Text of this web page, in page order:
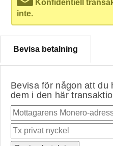
Konfidentiell
inte.
Bevisa betalning
Bevisa för någon att du
dem i den här